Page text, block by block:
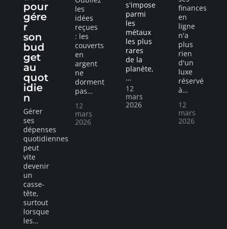
pour
gére
r
son
bud
get
au
quot
idie
n
Gérer
ses
dépenses
quotidiennes
peut
vite
devenir
un
casse-
tête,
surtout
lorsque
les…
les
idées
reçues
: les
couverts
en
argent
ne
dorment
pas…
12
mars
2026
s'impose
parmi
les
métaux
les plus
rares
de la
planète,
…
12
mars
2026
finances
en
ligne
n'a
plus
rien
d'un
luxe
réservé
à…
12
mars
2026